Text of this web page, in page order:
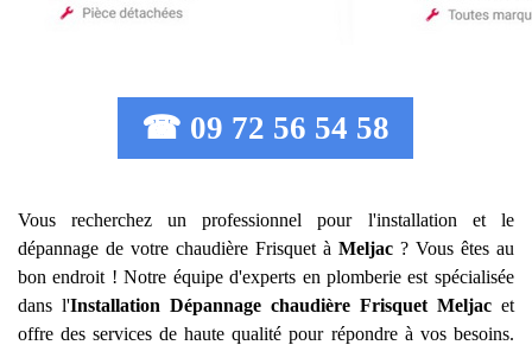
☎ 09 72 56 54 58
Vous recherchez un professionnel pour l'installation et le
dépannage de votre chaudière Frisquet à Meljac? Vous êtes au
bon endroit ! Notre équipe d'experts en plomberie est spécialisée
dans l'Installation Dépannage chaudière Frisquet Meljacet
offre des services de haute qualité pour répondre à vos besoins.